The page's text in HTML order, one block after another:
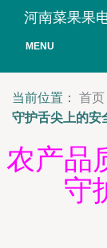
河南菜果果
MENU
当前位置： 首页
守护舌尖上的安
农产品
守